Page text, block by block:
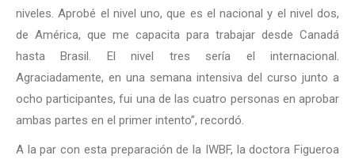
niveles. Aprobé el nivel uno, que es el nacional y el nivel dos,
de América, que me capacita para trabajar desde Canadá
hasta Brasil. El nivel tres sería el internacional.
Agraciadamente, en una semana intensiva del curso junto a
ocho participantes, fui una de las cuatro personas en aprobar
ambas partes en el primer intento”, recordó.
A la par con esta preparación de la IWBF, la doctora Figueroa